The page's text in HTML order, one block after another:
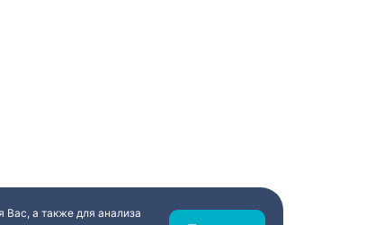
а также для анализа